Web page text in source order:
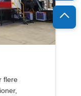
flere